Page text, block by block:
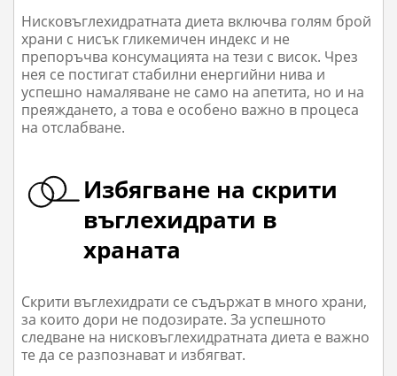
Нисковъглехидратната диета включва голям брой
храни с нисък гликемичен индекс и не
препоръчва консумацията на тези с висок. Чрез
нея се постигат стабилни енергийни нива и
успешно намаляване не само на апетита, но и на
преяждането, а това е особено важно в процеса
на отслабване.
Избягване на скрити
въглехидрати в
храната
Скрити въглехидрати се съдържат в много храни,
за които дори не подозирате. За успешното
следване на нисковъглехидратната диета е важно
те да се разпознават и избягват.